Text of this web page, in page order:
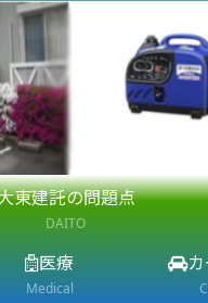
東建託の問題点
DAITO
医療
Medical